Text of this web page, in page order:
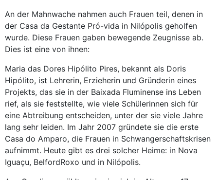
An der Mahnwache nahmen auch Frauen teil, denen in
der Casa da Gestante Pró-vida in Nilópolis geholfen
wurde. Diese Frauen gaben bewegende Zeugnisse ab.
Dies ist eine von ihnen:
Maria das Dores Hipólito Pires, bekannt als Doris
Hipólito, ist Lehrerin, Erzieherin und Gründerin eines
Projekts, das sie in der Baixada Fluminense ins Leben
rief, als sie feststellte, wie viele Schülerinnen sich für
eine Abtreibung entscheiden, unter der sie viele Jahre
lang sehr leiden. Im Jahr 2007 gründete sie die erste
Casa do Amparo, die Frauen in Schwangerschaftskrisen
aufnimmt. Heute gibt es drei solcher Heime: in Nova
Iguaçu, BelfordRoxo und in Nilópolis.